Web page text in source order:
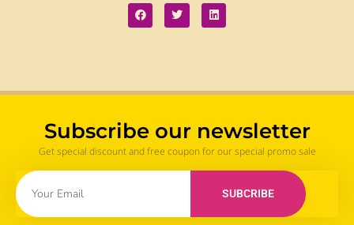
Subscribe our newsletter
Get special discount and free coupon for our special promo sale
SUBCRIBE